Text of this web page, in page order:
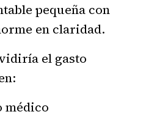
pequeña con
en claridad.
el gasto
médico